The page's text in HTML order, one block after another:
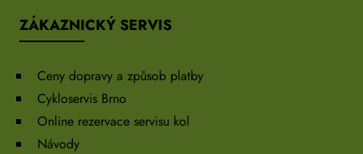
ZÁKAZNICKÝ SERVIS
Ceny dopravy a způsob platby
Cykloservis Brno
Online rezervace servisu kol
Návody